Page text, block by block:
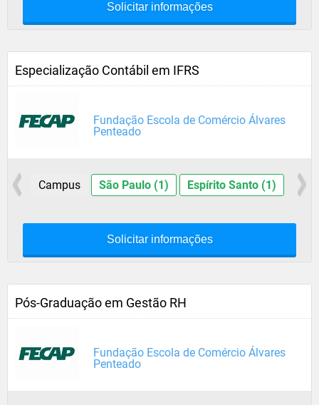
Solicitar informações
Especialização Contábil em IFRS
Fundação Escola de Comércio Álvares
Penteado
Campus São Paulo (1) Espírito Santo (1)
Solicitar informações
Pós-Graduação em Gestão RH
Fundação Escola de Comércio Álvares
Penteado